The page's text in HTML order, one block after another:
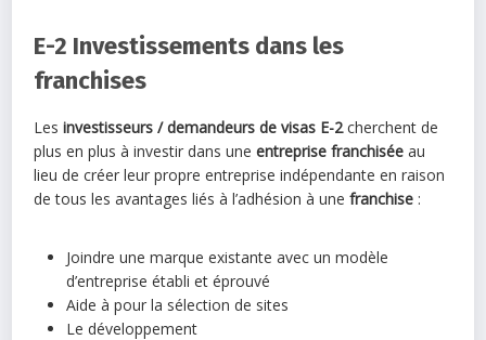
E-2 Investissements dans les
franchises
Lesinvestisseurs / demandeurs de visas E-2cherchent de
plus en plus à investir dans uneentreprise franchisée au
lieu de créer leur propre entreprise indépendante en raison
de tous les avantages liés à l’adhésion à unefranchise :
Joindre une marque existante avec un modèle
d’entreprise établi et éprouvé
Aide à pour la sélection de sites
Le développement